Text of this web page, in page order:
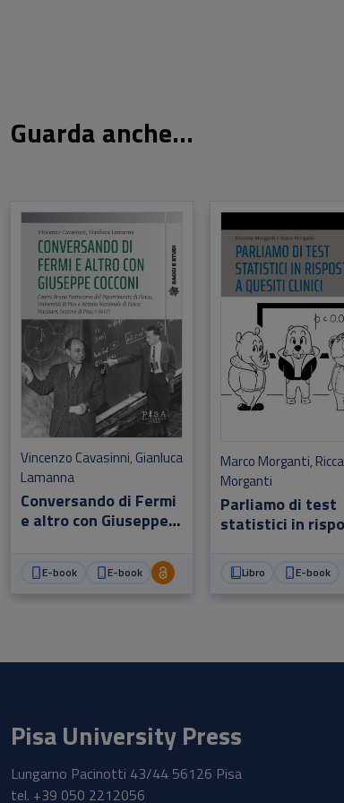
Guarda anche...
Conversando di Fermi
e altro con Giuseppe
Vincenzo Cavasinni, Gianluca
Lamanna
E-book E-book
Parliamo di test
statistici in
Marco Morganti,
Morganti
Libro E-book
Pisa University Press
Lungarno Pacinotti 43/44 56126 Pisa
tel. +39 050 2212056